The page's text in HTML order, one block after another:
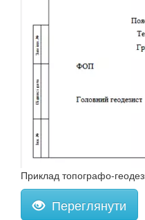
Приклад топографо-
Переглянути